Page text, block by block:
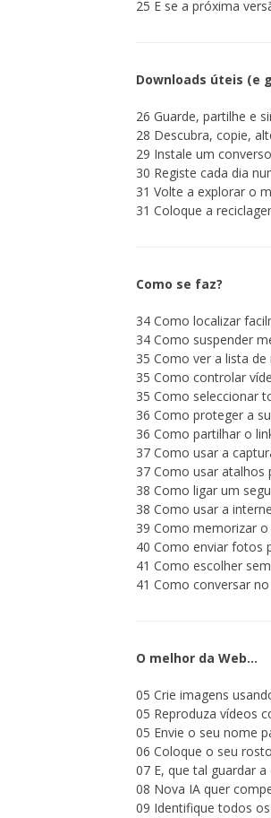
25 E se a próxima
Downloads úteis (e
26 Guarde, partilhe e
28 Descubra, copie,
29 Instale um
30 Registe cada dia
31 Volte a explorar o
31 Coloque a
Como se faz?
34 Como localizar
34 Como suspender
35 Como ver a lista
35 Como controlar
35 Como seleccionar
36 Como proteger a
36 Como partilhar o
37 Como usar a
37 Como usar atalhos
38 Como ligar um
38 Como usar a
39 Como memorizar
40 Como enviar fotos
41 Como escolher
41 Como conversar
O melhor da Web…
05 Crie imagens
05 Reproduza vídeos
05 Envie o seu nome
06 Coloque o seu
07 E, que tal guardar
08 Nova IA quer
09 Identifique todos